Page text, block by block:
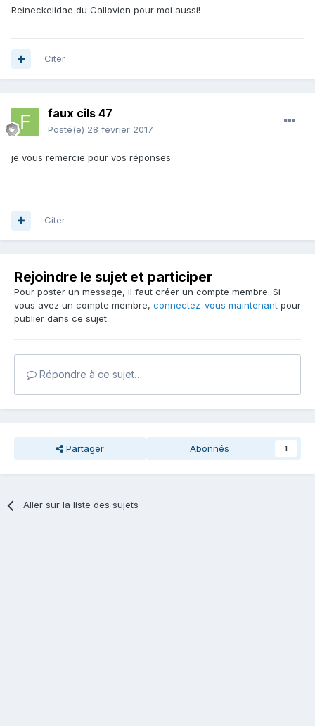
Reineckeiidae du Callovien pour moi aussi!
Citer
faux cils 47
Posté(e) 28 février 2017
je vous remercie pour vos réponses
Citer
Rejoindre le sujet et participer
Pour poster un message, il faut créer un compte membre. Si
vous avez un compte membre, connectez-vous maintenant pour
publier dans ce sujet.
Répondre à ce sujet…
Partager Abonnés 1
Aller sur la liste des sujets